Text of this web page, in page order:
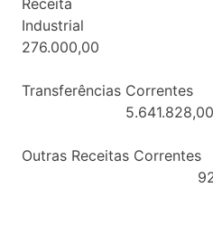
276.000,00
5.641.828,00
Outras